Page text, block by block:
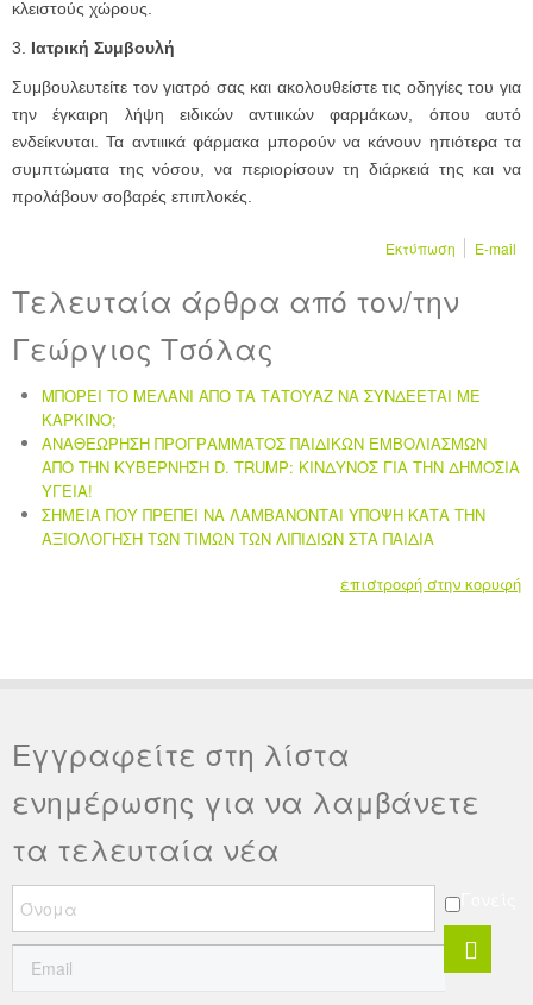
κλειστούς χώρους.
3. Ιατρική Συμβουλή
Συμβουλευτείτε τον γιατρό σας και ακολουθείστε τις οδηγίες του για
την έγκαιρη λήψη ειδικών αντιιικών φαρμάκων, όπου αυτό
ενδείκνυται. Τα αντιιικά φάρμακα μπορούν να κάνουν ηπιότερα τα
συμπτώματα της νόσου, να περιορίσουν τη διάρκειά της και να
προλάβουν σοβαρές επιπλοκές.
Εκτύπωση E-mail
Τελευταία άρθρα από τον/την
Γεώργιος Τσόλας
ΜΠΟΡΕΙ ΤΟ ΜΕΛΑΝΙ ΑΠΟ ΤΑ ΤΑΤΟΥΑΖ ΝΑ ΣΥΝΔΕΕΤΑΙ ΜΕ
ΚΑΡΚΙΝΟ;
ΑΝΑΘΕΩΡΗΣΗ ΠΡΟΓΡΑΜΜΑΤΟΣ ΠΑΙΔΙΚΩΝ ΕΜΒΟΛΙΑΣΜΩΝ
ΑΠΟ ΤΗΝ ΚΥΒΕΡΝΗΣΗ D. TRUMP: ΚΙΝΔΥΝΟΣ ΓΙΑ ΤΗΝ ΔΗΜΟΣΙΑ
ΥΓΕΙΑ!
ΣΗΜΕΙΑ ΠΟΥ ΠΡΕΠΕΙ ΝΑ ΛΑΜΒΑΝΟΝΤΑΙ ΥΠΟΨΗ ΚΑΤΑ ΤΗΝ
ΑΞΙΟΛΟΓΗΣΗ ΤΩΝ ΤΙΜΩΝ ΤΩΝ ΛΙΠΙΔΙΩΝ ΣΤΑ ΠΑΙΔΙΑ
επιστροφή στην κορυφή
Εγγραφείτε στη λίστα
ενημέρωσης για να λαμβάνετε
τα τελευταία νέα
Γονείς